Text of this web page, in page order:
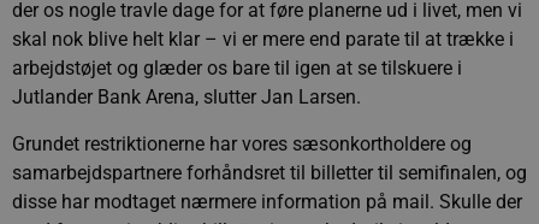
der os nogle travle dage for at føre planerne ud i livet, men vi
skal nok blive helt klar – vi er mere end parate til at trække i
arbejdstøjet og glæder os bare til igen at se tilskuere i
Jutlander Bank Arena, slutter Jan Larsen.
Grundet restriktionerne har vores sæsonkortholdere og
samarbejdspartnere forhåndsret til billetter til semifinalen, og
disse har modtaget nærmere information på mail. Skulle der